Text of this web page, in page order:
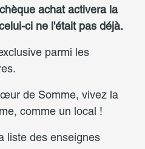
achat activera la
ci ne l'était pas déjà.
parmi les
de Somme, vivez la
comme un local !
liste des enseignes